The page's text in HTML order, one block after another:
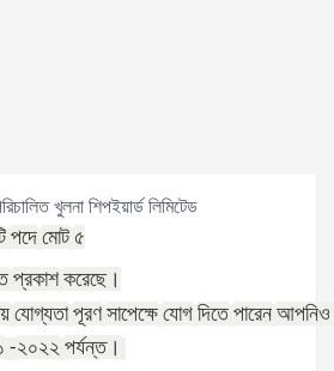
খুলনা শিপইয়ার্ড লিমিটেড
পদে মোট ৫
প্রকাশ করেছে।
যোগ্যতা পূরণ সাপেক্ষে যোগ দিতে পারেন
-২০২২ পর্যন্ত।